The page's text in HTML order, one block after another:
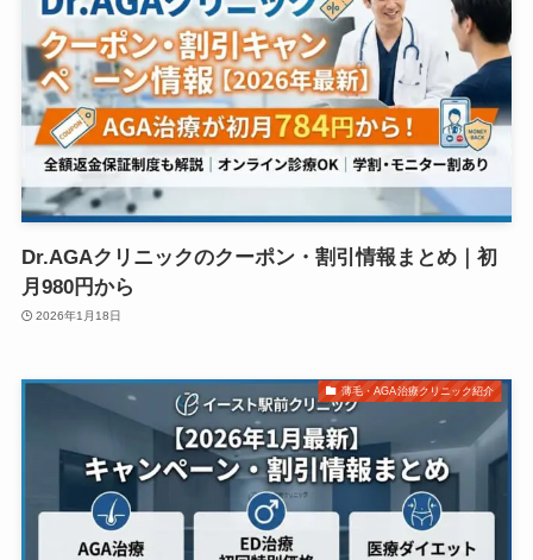
Dr.AGAクリニックのクーポン・割引情報まとめ｜初
月980円から
2026年1月18日
薄毛・AGA治療クリニック紹介